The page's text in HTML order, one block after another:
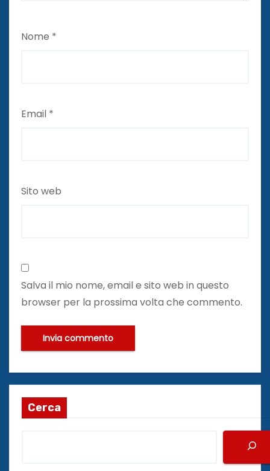
Nome *
Email *
Sito web
Salva il mio nome, email e sito web in questo
browser per la prossima volta che commento.
Cerca